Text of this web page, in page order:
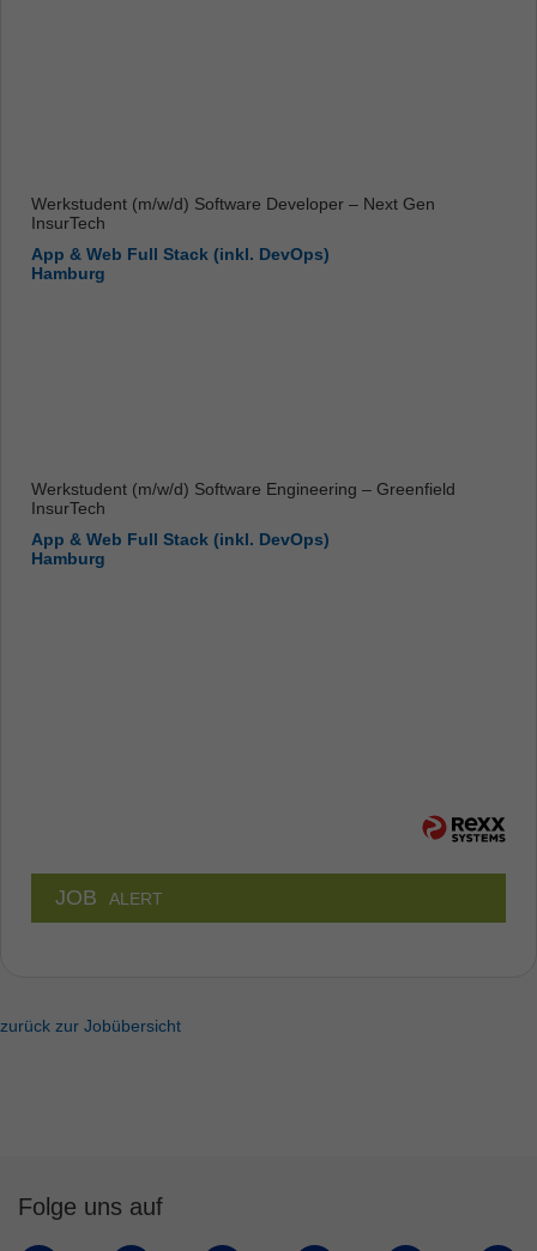
Werkstudent (m/w/d) Software Developer – Next Gen
InsurTech
App & Web Full Stack (inkl. DevOps)
Hamburg
Werkstudent (m/w/d) Software Engineering – Greenfield
InsurTech
App & Web Full Stack (inkl. DevOps)
Hamburg
JOB ALERT
zurück zur Jobübersicht
Folge uns auf